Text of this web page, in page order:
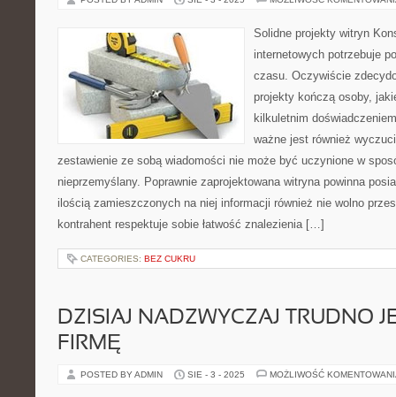
Solidne projekty witryn
internetowych potrzebuje
czasu. Oczywiście
projekty kończą osoby,
kilkuletnim
ważne jest również
zestawienie ze sobą wiadomości nie może być uczynione w
nieprzemyślany. Poprawnie zaprojektowana witryna powinna
ilością zamieszczonych na niej informacji również nie wolno
kontrahent respektuje sobie łatwość znalezienia […]
CATEGORIES: BEZ CUKRU
DZISIAJ NADZWYCZAJ TRUDNO
FIRMĘ
POSTED BY ADMIN SIE - 3 - 2025 MOŻLIWOŚĆ